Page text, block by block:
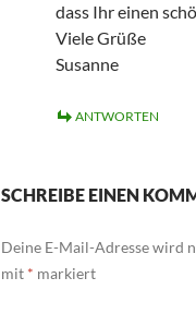
dass Ihr einen
Viele Grüße
Susanne
ANTWORTEN
SCHREIBE EINEN
Deine E-Mail-Adresse wird
mit * markiert